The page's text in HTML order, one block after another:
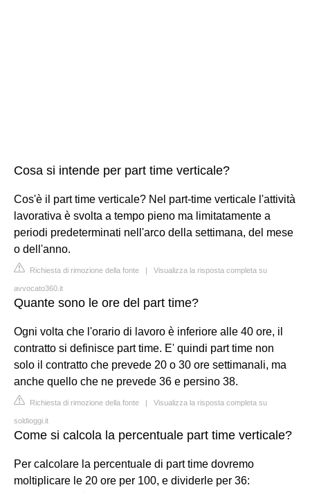
Cosa si intende per part time verticale?
Cos'è il part time verticale? Nel part-time verticale l'attività
lavorativa è svolta a tempo pieno ma limitatamente a
periodi predeterminati nell'arco della settimana, del mese
o dell'anno.
Richiesta di rimozione della fonte | Visualizza la risposta completa su
avvocato360.it
Quante sono le ore del part time?
Ogni volta che l'orario di lavoro è inferiore alle 40 ore, il
contratto si definisce part time. E' quindi part time non
solo il contratto che prevede 20 o 30 ore settimanali, ma
anche quello che ne prevede 36 e persino 38.
Richiesta di rimozione della fonte | Visualizza la risposta completa su
soldioggi.it
Come si calcola la percentuale part time verticale?
Per calcolare la percentuale di part time dovremo
moltiplicare le 20 ore per 100, e dividerle per 36: